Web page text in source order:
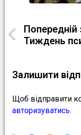
Попередній
Залишити
Щоб відправити
авторизуватись.